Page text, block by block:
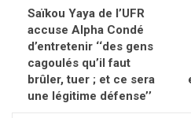
Saïkou Yaya de l’UFR
accuse Alpha Condé
d’entretenir ‘‘des gens
cagoulés qu’il faut
brûler, tuer ; et ce sera
une légitime défense’’